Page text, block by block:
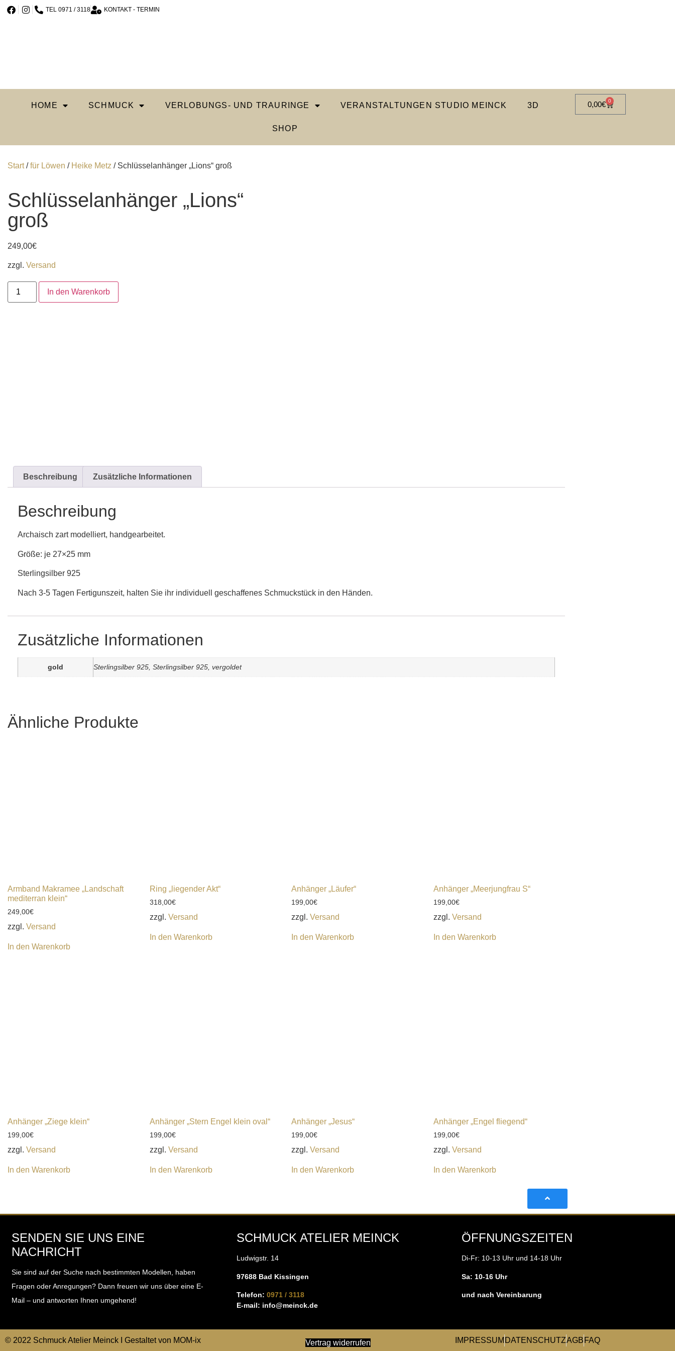
TEL 0971 / 3118 KONTAKT - TERMIN
HOME SCHMUCK VERLOBUNGS- UND TRAURINGE VERANSTALTUNGEN STUDIO MEINCK 3D
SHOP
0,00€ 0
Start/für Löwen / Heike Metz / Schlüsselanhänger „Lions“ groß
Schlüsselanhänger „Lions“
groß
249,00€
zzgl. Versand
In den Warenkorb
Beschreibung Zusätzliche Informationen
Beschreibung
Archaisch zart modelliert, handgearbeitet.
Größe: je 27×25 mm
Sterlingsilber 925
Nach 3-5 Tagen Fertigunszeit, halten Sie ihr individuell geschaffenes Schmuckstück in den Händen.
Zusätzliche Informationen
gold Sterlingsilber 925, Sterlingsilber 925, vergoldet
Ähnliche Produkte
Armband Makramee „Landschaft
mediterran klein“
249,00€
zzgl. Versand
In den Warenkorb
Ring „liegender Akt“
318,00€
zzgl. Versand
In den Warenkorb
Anhänger „Läufer“
199,00€
zzgl. Versand
In den Warenkorb
Anhänger „Meerjungfrau S“
199,00€
zzgl. Versand
In den Warenkorb
Anhänger „Ziege klein“
199,00€
zzgl. Versand
In den Warenkorb
Anhänger „Stern Engel klein oval“
199,00€
zzgl. Versand
In den Warenkorb
Anhänger „Jesus“
199,00€
zzgl. Versand
In den Warenkorb
Anhänger „Engel fliegend“
199,00€
zzgl. Versand
In den Warenkorb
SENDEN SIE UNS EINE
NACHRICHT
Sie sind auf der Suche nach bestimmten Modellen, haben
Fragen oder Anregungen? Dann freuen wir uns über eine E-
Mail – und antworten Ihnen umgehend!
SCHMUCK ATELIER MEINCK
Ludwigstr. 14
97688 Bad Kissingen
Telefon: 0971 / 3118
E-mail: info@meinck.de
ÖFFNUNGSZEITEN
Di-Fr: 10-13 Uhr und 14-18 Uhr
Sa: 10-16 Uhr
und nach Vereinbarung
© 2022 Schmuck Atelier Meinck I Gestaltet von MOM-ix Vertrag widerrufen IMPRESSUM DATENSCHUTZAGB FAQ